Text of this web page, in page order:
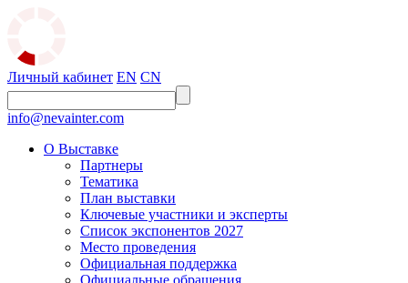
Личный кабинет EN CN
info@nevainter.com
О Выставке
Партнеры
Тематика
План выставки
Ключевые участники и эксперты
Список экспонентов 2027
Место проведения
Официальная поддержка
Официальные обращения